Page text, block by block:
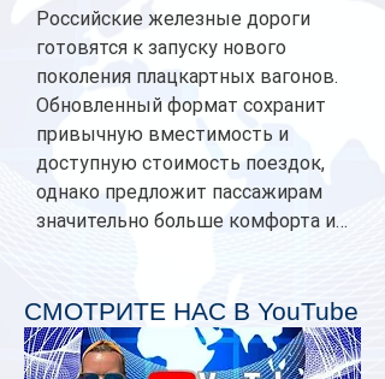
Российские железные дороги
готовятся к запуску нового
поколения плацкартных вагонов.
Обновленный формат сохранит
привычную вместимость и
доступную стоимость поездок,
однако предложит пассажирам
значительно больше комфорта и
планируется начать в 2027 году.
Одним из главных нововведений
станут индивидуальные шторки у
СМОТРИТЕ НАС В YouTube